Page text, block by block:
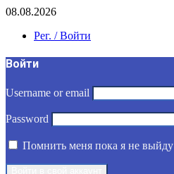
08.08.2026
Рег. / Войти
Войти
Username or email
Password
Помнить меня пока я не выйду